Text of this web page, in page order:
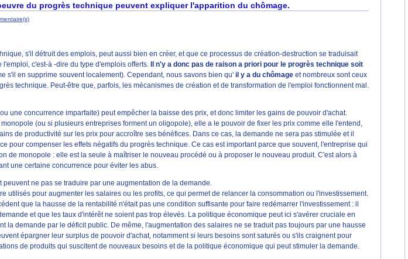
du progrès technique peuvent expliquer l'apparition du chômage.
s'il détruit des emplois, peut aussi bien en créer, et que ce processus de création-destruction se traduisait
c'est-à -dire du type d'emplois offerts.
Il n'y a donc pas de raison a priori pour le progrès technique soit
s'il en supprime souvent localement). Cependant, nous savons bien qu' il y a du chômage et nombreux sont ceux
technique. Peut-être que, parfois, les mécanismes de création et de transformation de l'emploi fonctionnent mal.
une concurrence imparfaite) peut empêcher la baisse des prix, et donc limiter les gains de pouvoir d'achat.
(ou si plusieurs entreprises forment un oligopole), elle a le pouvoir de fixer les prix comme elle l'entend,
de productivité sur les prix pour accroître ses bénéfices. Dans ce cas, la demande ne sera pas stimulée et il
pour compenser les effets négatifs du progrès technique. Ce cas est important parce que souvent, l'entreprise qui
de monopole : elle est la seule à maîtriser le nouveau procédé ou à proposer le nouveau produit. C'est alors à
une certaine concurrence pour éviter les abus.
ne pas se traduire par une augmentation de la demande.
utilisés pour augmenter les salaires ou les profits, ce qui permet de relancer la consommation ou l'investissement.
que la hausse de la rentabilité n'était pas une condition suffisante pour faire redémarrer l'investissement : il
et que les taux d'intérêt ne soient pas trop élevés. La politique économique peut ici s'avérer cruciale en
la demande par le déficit public. De même, l'augmentation des salaires ne se traduit pas toujours par une hausse
épargner leur surplus de pouvoir d'achat, notamment si leurs besoins sont saturés ou s'ils craignent pour
de produits qui suscitent de nouveaux besoins et de la politique économique qui peut stimuler la demande.